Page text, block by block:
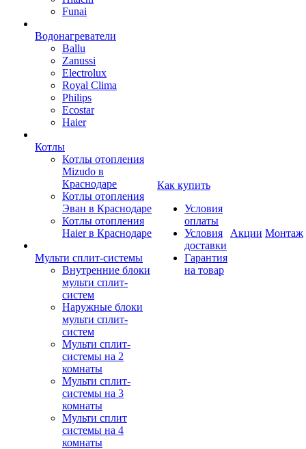
Funai
Водонагреватели
Ballu
Zanussi
Electrolux
Royal Clima
Philips
Ecostar
Haier
Котлы
Котлы отопления
Mizudo в
Краснодаре
Котлы отопления
Эван в Краснодаре
Котлы отопления
Haier в Краснодаре
Мульти сплит-системы
Внутренние блоки
мульти сплит-
систем
Наружные блоки
мульти сплит-
систем
Мульти сплит-
системы на 2
комнаты
Мульти сплит-
системы на 3
комнаты
Мульти сплит
системы на 4
комнаты
Как купить
Условия
оплаты
Условия
доставки
Гарантия
на товар
Акции Монтаж